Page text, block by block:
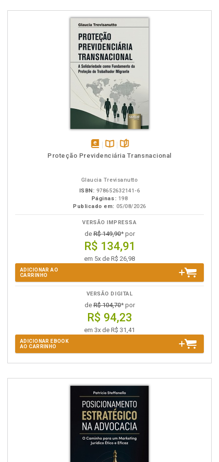
disponívelDisponível
páginas
Proteção Previdenciária Transnacional
Glaucia Trevisanutto
ISBN: 978652632141-6
Páginas: 198
Publicado em: 05/08/2026
VERSÃO IMPRESSA
deR$ 149,90* por
R$ 134,91
em 5x de R$ 26,98
ADICIONAR AO
CARRINHO
VERSÃO DIGITAL
deR$ 104,70* por
R$ 94,23
em 3x de R$ 31,41
ADICIONAR EBOOK
AO CARRINHO